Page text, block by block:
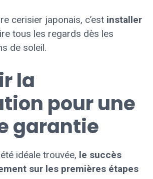
cerisier japonais, c’est installer
tous les regards dès les
de soleil.
la
pour une
garantie
idéale trouvée, le succès
sur les premières étapes